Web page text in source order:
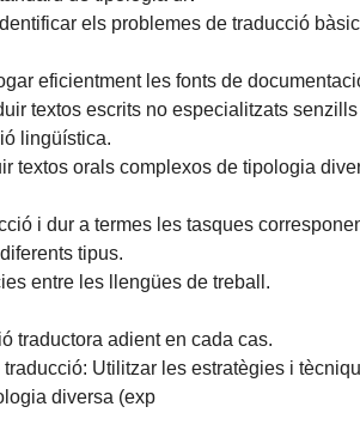
els problemes de traducció
eficientment les fonts de
textos escrits no especialitzats
lingüística.
textos orals complexos de tipologia
i dur a termes les tasques
tipus.
entre les llengües de treball.
traductora adient en cada cas.
Utilitzar les estratègies i
diversa (exp